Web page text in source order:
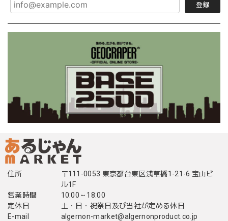
登録
住所
〒111-0053 東京都台東区浅草橋1-21-6 宝山ビ
ル1F
営業時間
10:00～18:00
定休日
土・日・祝祭日及び当社が定める休日
E-mail
algernon-market@algernonproduct.co.jp